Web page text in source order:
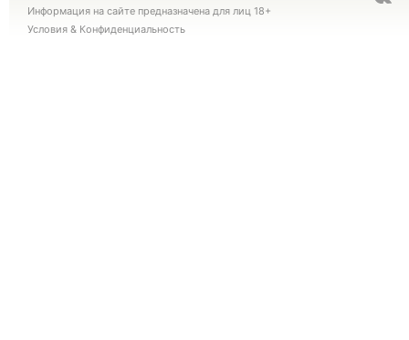
Информация на сайте предназначена для лиц 18+
Условия & Конфиденциальность